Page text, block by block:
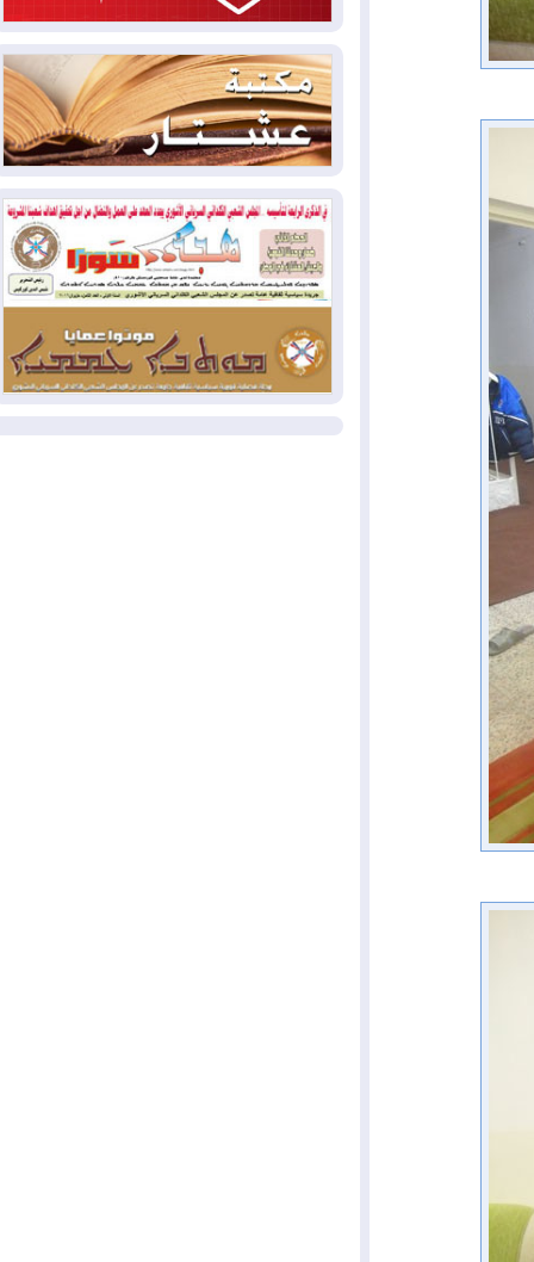
2026-08-04سومو: إنتاج النفط في إقليم
كوردستان انخفض إلى أقل من 10%
2026-08-04ملفات حقبة الكاظمي تعود إلى
الواجهة.. أنباء عن مراجعات قضائية
وتحقيقات أوسع في قضايا فساد
2026-08-04
بيترو يشكو تزوير الانتخابات
الرئاسية ويحذر من "حرب أهلية" في
كولومبيا
2026-08-03
رئيس إقليم كوردستان في
دمشق في زيارة رسمية